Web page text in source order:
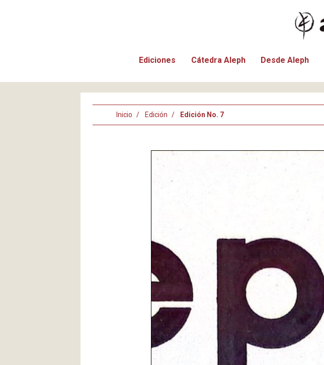
Ediciones Cátedra Aleph Desde Aleph
Inicio Edición Edición No. 7